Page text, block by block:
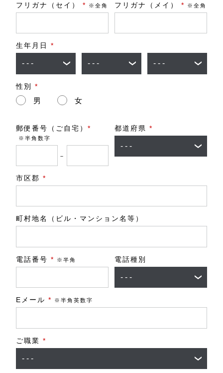
フリガナ（セイ） * ※全角 フリガナ（メイ） * ※全角
生年月日 *
性別 *
男 女
郵便番号（ご自宅） *
※半角数字
－
都道府県 *
市区郡 *
町村地名（ビル・マンション名等）
電話番号 * ※半角 電話種別
Eメール * ※半角英数字
ご職業 *